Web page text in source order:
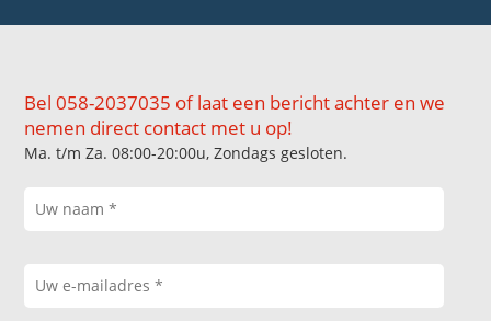
Bel 058-2037035 of laat een bericht achter en we
nemen direct contact met u op!
Ma. t/m Za. 08:00-20:00u, Zondags gesloten.